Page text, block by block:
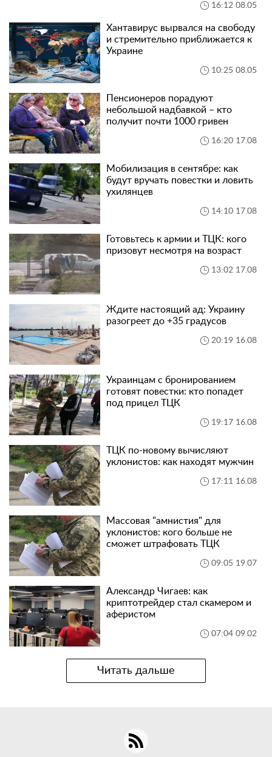
16:12 08.05
Хантавирус вырвался на свободу
и стремительно приближается к
Украине
10:25 08.05
Пенсионеров порадуют
небольшой надбавкой – кто
получит почти 1000 гривен
16:20 17.08
Мобилизация в сентябре: как
будут вручать повестки и ловить
ухилянцев
14:10 17.08
Готовьтесь к армии и ТЦК: кого
призовут несмотря на возраст
13:02 17.08
Ждите настоящий ад: Украину
разогреет до +35 градусов
20:19 16.08
Украинцам с бронированием
готовят повестки: кто попадет
под прицел ТЦК
19:17 16.08
ТЦК по-новому вычисляют
уклонистов: как находят мужчин
17:11 16.08
Массовая "амнистия" для
уклонистов: кого больше не
сможет штрафовать ТЦК
09:05 19.07
Александр Чигаев: как
криптотрейдер стал скамером и
аферистом
07:04 09.02
Читать дальше